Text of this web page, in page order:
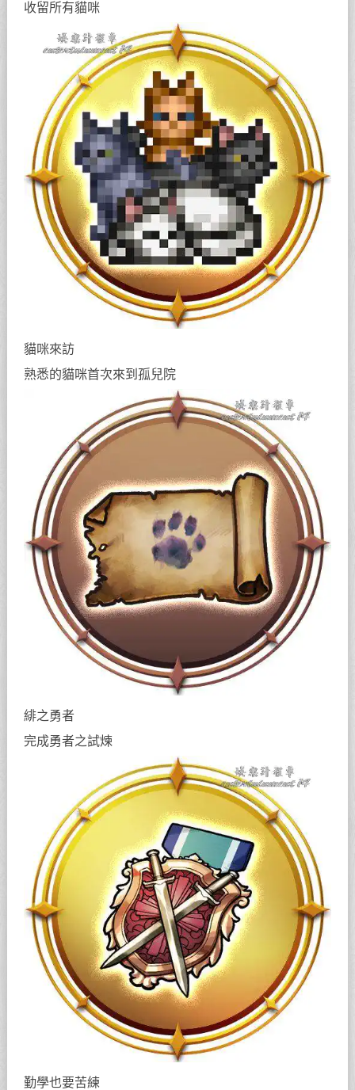
收留所有貓咪
貓咪來訪
熟悉的貓咪首次來到孤兒院
緋之勇者
完成勇者之試煉
勤學也要苦練